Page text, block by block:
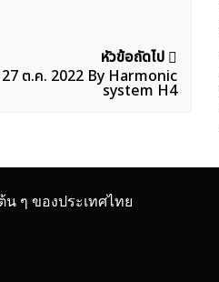
หัวข้อถัดไป
27 ต.ค. 2022 By Harmonic
system H4
ๆ ของประเทศไทย